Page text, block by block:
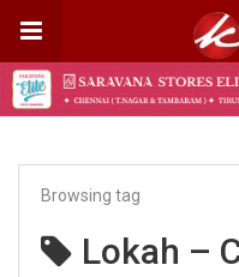
Browsing tag
Lokah –